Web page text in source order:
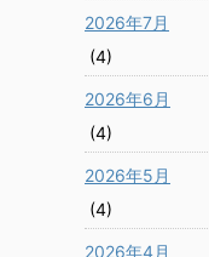
2026年7月
(4)
2026年6月
(4)
2026年5月
(4)
2026年4月